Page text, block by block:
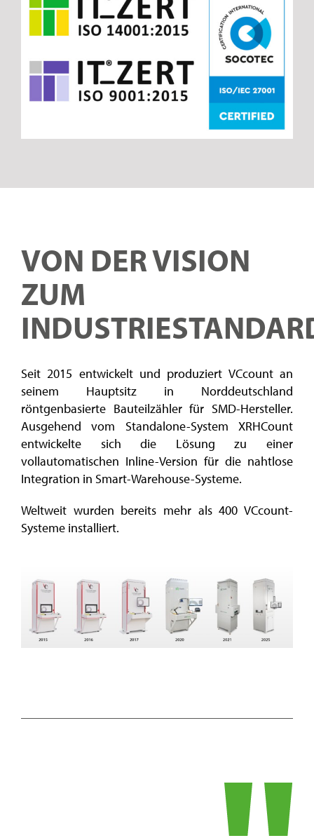
VON DER VISION
ZUM
Seit 2015 entwickelt und produziert VCcount an
seinem Hauptsitz in Norddeutschland
röntgenbasierte Bauteilzähler für SMD-Hersteller.
Ausgehend vom Standalone-System XRHCount
entwickelte sich die Lösung zu einer
vollautomatischen Inline-Version für die nahtlose
Integration in Smart-Warehouse-Systeme.
Weltweit wurden bereits mehr als 400 VCcount-
Systeme installiert.